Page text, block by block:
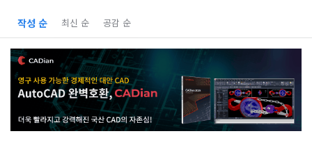
작성 순 최신 순 공감 순